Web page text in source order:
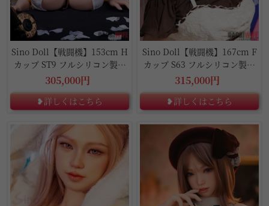
Sino Doll【戦闘機】153cm H
カップ ST9 フルシリコン製ラ
ブドール
305,000円
❥詳しくはこちら
Sino Doll【戦闘機】167cm F
カップ S63 フルシリコン製ラ
ブドール
315,000円
❥詳しくはこちら